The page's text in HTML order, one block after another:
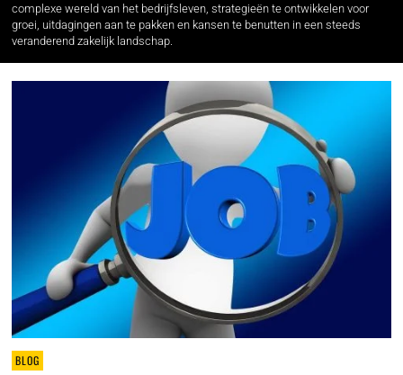
complexe wereld van het bedrijfsleven, strategieën te ontwikkelen voor
groei, uitdagingen aan te pakken en kansen te benutten in een steeds
veranderend zakelijk landschap.
BLOG